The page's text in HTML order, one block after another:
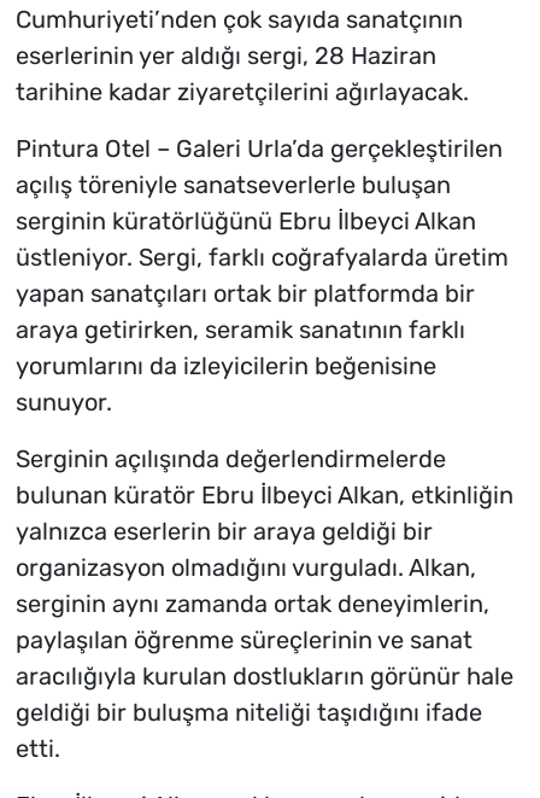
Cumhuriyeti’nden çok sayıda sanatçının
eserlerinin yer aldığı sergi, 28 Haziran
tarihine kadar ziyaretçilerini ağırlayacak.
Pintura Otel – Galeri Urla’da gerçekleştirilen
açılış töreniyle sanatseverlerle buluşan
serginin küratörlüğünü Ebru İlbeyci Alkan
üstleniyor. Sergi, farklı coğrafyalarda üretim
yapan sanatçıları ortak bir platformda bir
araya getirirken, seramik sanatının farklı
yorumlarını da izleyicilerin beğenisine
sunuyor.
Serginin açılışında değerlendirmelerde
bulunan küratör Ebru İlbeyci Alkan, etkinliğin
yalnızca eserlerin bir araya geldiği bir
organizasyon olmadığını vurguladı. Alkan,
serginin aynı zamanda ortak deneyimlerin,
paylaşılan öğrenme süreçlerinin ve sanat
aracılığıyla kurulan dostlukların görünür hale
geldiği bir buluşma niteliği taşıdığını ifade
etti.